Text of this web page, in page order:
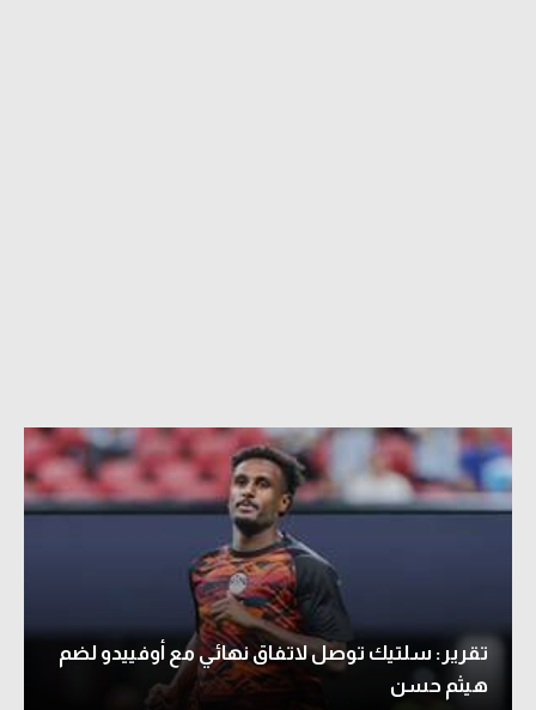
تقرير: سلتيك توصل لاتفاق نهائي مع أوفييدو لضم
هيثم حسن